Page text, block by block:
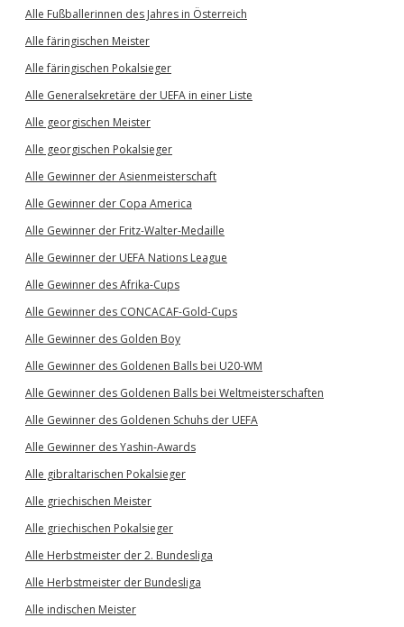
Alle Fußballerinnen des Jahres in Österreich
Alle färingischen Meister
Alle färingischen Pokalsieger
Alle Generalsekretäre der UEFA in einer Liste
Alle georgischen Meister
Alle georgischen Pokalsieger
Alle Gewinner der Asienmeisterschaft
Alle Gewinner der Copa America
Alle Gewinner der Fritz-Walter-Medaille
Alle Gewinner der UEFA Nations League
Alle Gewinner des Afrika-Cups
Alle Gewinner des CONCACAF-Gold-Cups
Alle Gewinner des Golden Boy
Alle Gewinner des Goldenen Balls bei U20-WM
Alle Gewinner des Goldenen Balls bei Weltmeisterschaften
Alle Gewinner des Goldenen Schuhs der UEFA
Alle Gewinner des Yashin-Awards
Alle gibraltarischen Pokalsieger
Alle griechischen Meister
Alle griechischen Pokalsieger
Alle Herbstmeister der 2. Bundesliga
Alle Herbstmeister der Bundesliga
Alle indischen Meister